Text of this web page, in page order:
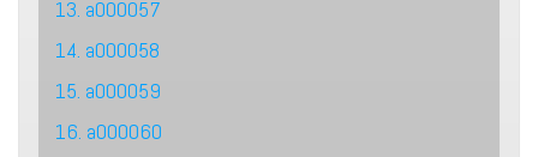
13. a000057
14. a000058
15. a000059
16. a000060